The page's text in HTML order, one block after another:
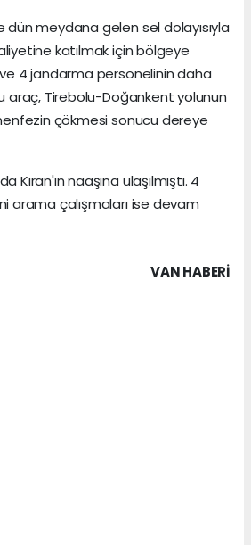
meydana gelen sel dolayısıyla
katılmak için bölgeye
4 jandarma personelinin daha
araç, Tirebolu-Doğankent yolunun
çökmesi sonucu dereye
Kıran'ın naaşına ulaşılmıştı. 4
arama çalışmaları ise devam
VAN HABERİ